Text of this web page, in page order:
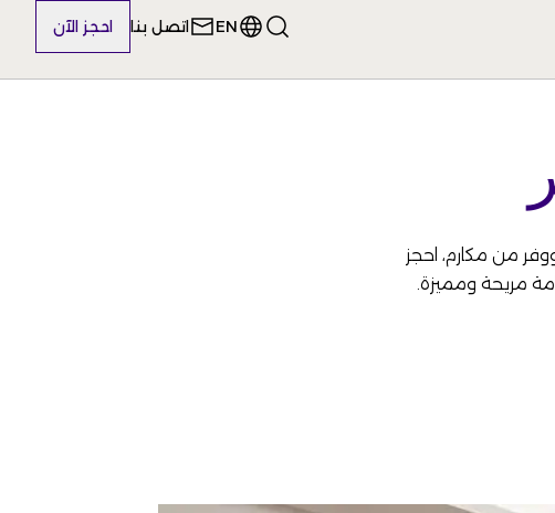
EN اتصل بنا احجز الآن
من مكارم، احجز
مريحة ومميزة.